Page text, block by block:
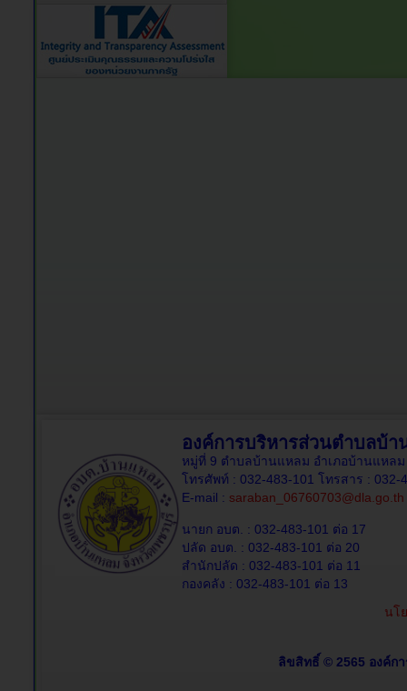
องค์การบริหารส่วนตำบลบ้า
หมู่ที่ 9 ตำบลบ้านแหลม อำเภอบ้านแหลม
โทรศัพท์ : 032-483-101 โทรสาร : 032-
E-mail : saraban_06760703@dla.go.th
นายก อบต. : 032-483-101 ต่อ 17
ปลัด อบต. : 032-483-101 ต่อ 20
สำนักปลัด : 032-483-101 ต่อ 11
กองคลัง : 032-483-101 ต่อ 13
นโ
ลิขสิทธิ์ © 2565 องค์ก